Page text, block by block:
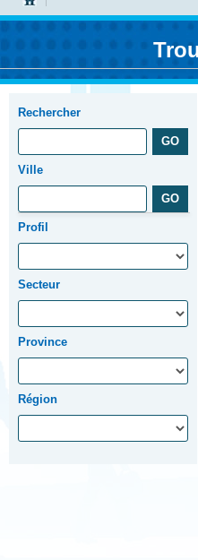
Rechercher
Ville
Profil
Secteur
Province
Région